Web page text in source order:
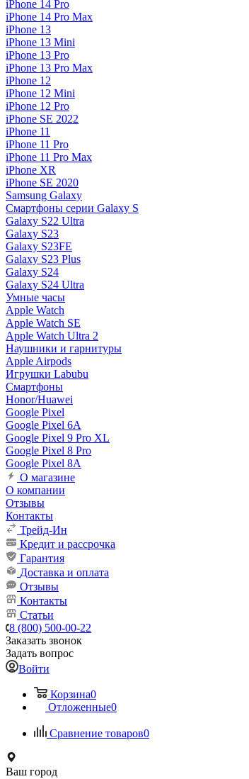
iPhone 14 Pro
iPhone 14 Pro Max
iPhone 13
iPhone 13 Mini
iPhone 13 Pro
iPhone 13 Pro Max
iPhone 12
iPhone 12 Mini
iPhone 12 Pro
iPhone SE 2022
iPhone 11
iPhone 11 Pro
iPhone 11 Pro Max
iPhone XR
iPhone SE 2020
Samsung Galaxy
Смартфоны серии Galaxy S
Galaxy S22 Ultra
Galaxy S23
Galaxy S23FE
Galaxy S23 Plus
Galaxy S24
Galaxy S24 Ultra
Умные часы
Apple Watch
Apple Watch SE
Apple Watch Ultra 2
Наушники и гарнитуры
Apple Airpods
Игрушки Labubu
Смартфоны
Honor/Huawei
Google Pixel
Google Pixel 6A
Google Pixel 9 Pro XL
Google Pixel 8 Pro
Google Pixel 8A
О магазине
О компании
Отзывы
Контакты
Трейд-Ин
Кредит и рассрочка
Гарантия
Доставка и оплата
Отзывы
Контакты
Статьи
8 (800) 500-00-22
Заказать звонок
Задать вопрос
Войти
Корзина0
Отложенные0
Сравнение товаров0
Ваш город